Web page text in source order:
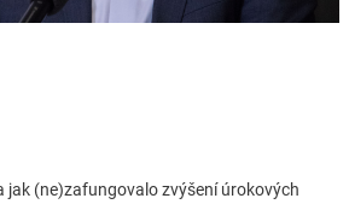
jak (ne)zafungovalo zvýšení úrokových